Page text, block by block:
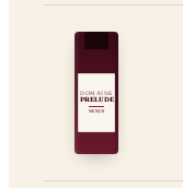
DOMAINE
PRELUDE
NEXUS